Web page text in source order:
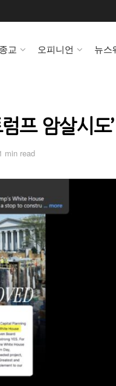
종교 오피니언 뉴스
프 암살시도
min read